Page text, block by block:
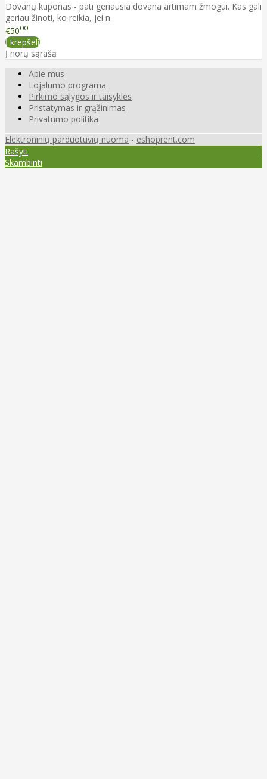
Dovanų kuponas - pati geriausia dovana artimam žmogui. Kas gali
geriau žinoti, ko reikia, jei n..
€5000
Į krepšelį
Į norų sąrašą
Apie mus
Lojalumo programa
Pirkimo sąlygos ir taisyklės
Pristatymas ir grąžinimas
Privatumo politika
Elektroninių parduotuvių nuoma - eshoprent.com
Rašyti
Skambinti